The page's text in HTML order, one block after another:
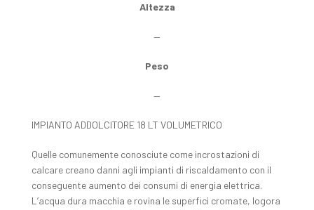
Altezza
—
Peso
—
IMPIANTO ADDOLCITORE 18 LT VOLUMETRICO
Quelle comunemente conosciute come incrostazioni di
calcare creano danni agli impianti di riscaldamento con il
conseguente aumento dei consumi di energia elettrica.
L’acqua dura macchia e rovina le superfici cromate, logora